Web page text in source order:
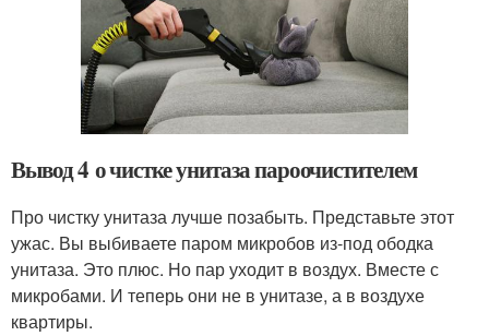
Вывод 4 о чистке унитаза пароочистителем
Про чистку унитаза лучше позабыть. Представьте этот
ужас. Вы выбиваете паром микробов из-под ободка
унитаза. Это плюс. Но пар уходит в воздух. Вместе с
микробами. И теперь они не в унитазе, а в воздухе
квартиры.